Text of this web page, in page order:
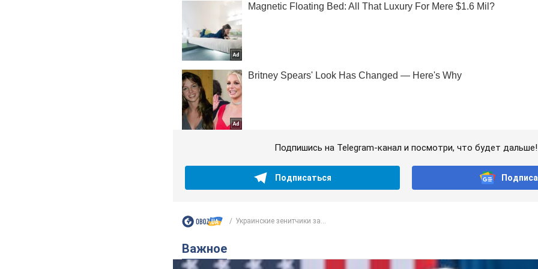
Подпишись на Telegram-канал и посмотри, что будет дальше!
Подписаться
Украинские зенитчики за...
Важное